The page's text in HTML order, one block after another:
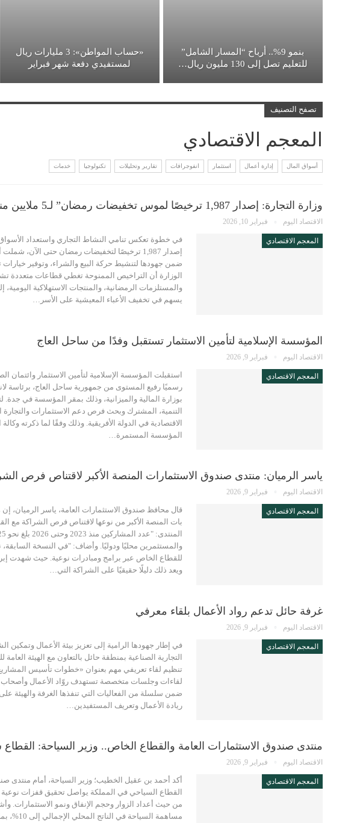
بنمو 9%.. أرباح “المسار الشامل”
للتعليم تصل إلى 130 مليون ريال…
«حساب المواطن»: 3 مليارات ريال
لمستفيدي دفعة شهر فبراير
تصفح التصنيف
المعجم الاقتصادي
أسواق المال إدارة أعمال استثمار انفوجرافات تقارير وتحليلات تكنولوجيا خدمات
وزارة التجارة: إصدار 1,987 ترخيصًا لموس تخفيضات رمضان” لـ5 ملايين منتج
الاقتصاد اليوم فبراير 10, 2026
المعجم الاقتصادي
في خطوة تعكس تنامي النشاط التجاري واستعداد
ضمن جهودها لتنشيط حركة البيع والشراء، وتوفير
الوزارة أن التراخيص الممنوحة تغطي قطاعات متعددة
والمستلزمات الرمضانية، والمنتجات الاستهلاكية
يسهم في تخفيف الأعباء المعيشية على الأسر…
المؤسسة الإسلامية لتأمين الاستثمار تستقبل وفدًا من ساحل العاج
الاقتصاد اليوم فبراير 9, 2026
المعجم الاقتصادي
استقبلت المؤسسة الإسلامية لتأمين الاستثمار وائتمان
رسميًا رفيع المستوى من جمهورية ساحل العاج، برئاسة
بوزارة المالية والميزانية، وذلك بمقر المؤسسة في جدة.
التنمية، المشترك وبحث فرص دعم الاستثمارات والتجارة
الاقتصادية في الدولة الأفريقية. وذلك وفقًا لما ذكرته
المؤسسة المستمرة…
ياسر الرميان: منتدى صندوق الاستثمارات المنصة الأكبر لاقتناص فرص
الاقتصاد اليوم فبراير 9, 2026
المعجم الاقتصادي
قال محافظ صندوق الاستثمارات العامة، ياسر الرميان،
بات المنصة الأكبر من نوعها لاقتناص فرص الشراكة مع
والمستثمرين محليًا ودوليًا. وأضاف: "في النسخة
ويعد ذلك دليلًا حقيقيًا على الشراكة التي…
غرفة حائل تدعم رواد الأعمال بلقاء معرفي
الاقتصاد اليوم فبراير 9, 2026
المعجم الاقتصادي
في إطار جهودها الرامية إلى تعزيز بيئة الأعمال وتمكين
التجارية الصناعية بمنطقة حائل بالتعاون مع الهيئة
تنظيم لقاء تعريفي مهم بعنوان «خطوات تأسيس المشاريع
لقاءات وجلسات متخصصة تستهدف روّاد الأعمال وأصحاب
ريادة الأعمال وتعريف المستفيدين…
منتدى صندوق الاستثمارات العامة والقطاع الخاص.. وزير السياحة: القطاع
الاقتصاد اليوم فبراير 9, 2026
المعجم الاقتصادي
أكد أحمد بن عقيل الخطيب؛ وزير السياحة، أمام منتدى
من حيث أعداد الزوار وحجم الإنفاق ونمو الاستثمارات.
مساهمة